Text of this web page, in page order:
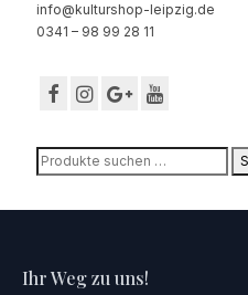
info@kulturshop-leipzig.de
0341 – 98 99 28 11
Suchen
nach:
Ihr Weg zu uns!